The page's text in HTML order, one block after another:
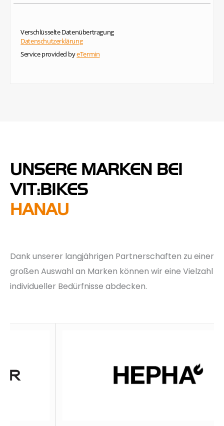
UNSERE MARKEN BEI
VIT:BIKES
HANAU
Dank unserer langjährigen Partnerschaften zu einer
großen Auswahl an Marken können wir eine Vielzahl
individueller Bedürfnisse abdecken.